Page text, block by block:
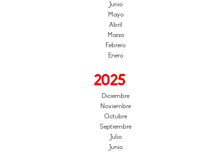
Junio
Mayo
Abril
Marzo
Febrero
Enero
2025
Diciembre
Noviembre
Octubre
Septiembre
Julio
Junio